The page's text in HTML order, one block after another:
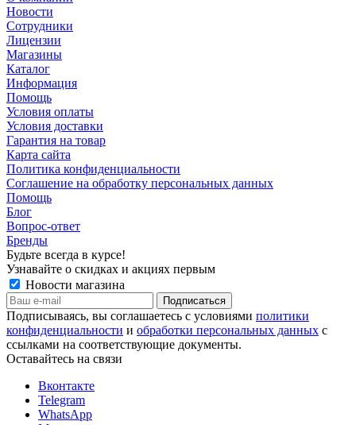
Новости
Сотрудники
Лицензии
Магазины
Каталог
Информация
Помощь
Условия оплаты
Условия доставки
Гарантия на товар
Карта сайта
Политика конфиденциальности
Соглашение на обработку персональных данных
Помощь
Блог
Вопрос-ответ
Бренды
Будьте всегда в курсе!
Узнавайте о скидках и акциях первым
Новости магазина
Подписываясь, вы соглашаетесь с условиями политики
конфиденциальности и обработки персональных данных с
ссылками на соответствующие документы.
Оставайтесь на связи
Вконтакте
Telegram
WhatsApp